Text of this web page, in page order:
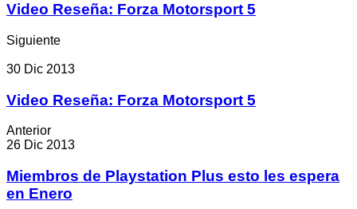
Video Reseña: Forza Motorsport 5
Siguiente
30 Dic 2013
Video Reseña: Forza Motorsport 5
Anterior
26 Dic 2013
Miembros de Playstation Plus esto les espera
en Enero